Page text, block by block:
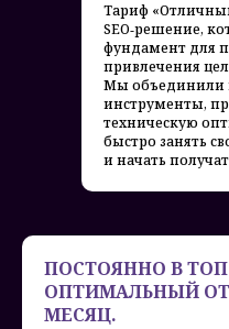
Тариф
SEO‑решение,
фундамент для
привлечения
Мы объединили
инструменты,
техническую
быстро занять
и начать
ПОСТОЯННО В ТОП
ОПТИМАЛЬНЫЙ ОТ
МЕСЯЦ.